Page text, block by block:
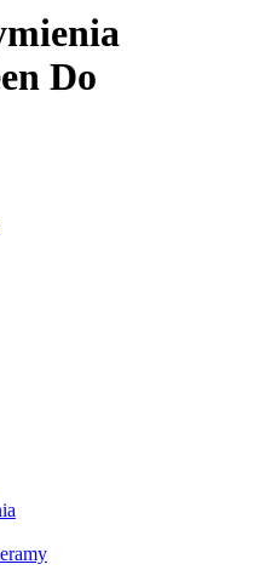
Do